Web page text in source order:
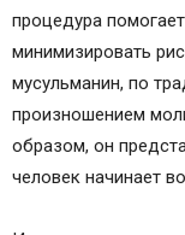
процедура
минимизировать
мусульманин, по
произношением
образом, он
человек начинает